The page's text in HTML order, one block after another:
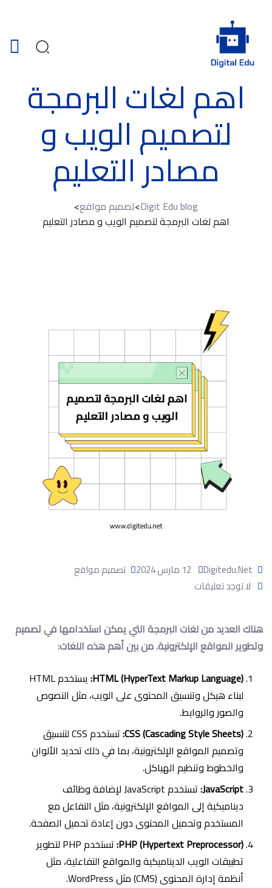
اهم لغات البرمجة
لتصميم الويب و
مصادر التعليم
Digit Edu blog
>تصميم مواقع>
اهم لغات البرمجة لتصميم الويب و مصادر التعليم
Digitedu.net
تصميم مواقع
لا توجد تعليقات
هناك العديد من لغات البرمجة التي يمكن استخدامها في تصميم
وتطوير المواقع الإلكترونية. من بين أهم هذه اللغات:
HTML (HyperText Markup Language):
يستخدم HTML
لبناء هيكل وتنسيق المحتوى على الويب، مثل النصوص
والصور والروابط.
CSS (Cascading Style Sheets):
تستخدم CSS لتنسيق
وتصميم المواقع الإلكترونية، بما في ذلك تحديد الألوان
والخطوط وتنظيم الهياكل.
JavaScript:
تستخدم JavaScript لإضافة وظائف
ديناميكية إلى المواقع الإلكترونية، مثل التفاعل مع
المستخدم وتحميل المحتوى دون إعادة تحميل الصفحة.
PHP (Hypertext Preprocessor):
تستخدم PHP لتطوير
تطبيقات الويب الديناميكية والمواقع التفاعلية، مثل
أنظمة إدارة المحتوى (CMS) مثل WordPress.